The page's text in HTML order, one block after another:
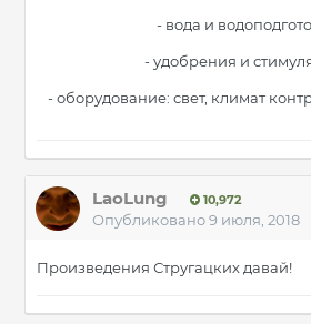
- вода и
- удобрения и
- оборудование: свет, климат
LaoLung 10,972
Опубликовано9 июля, 2018
Произведения Стругацких давай!